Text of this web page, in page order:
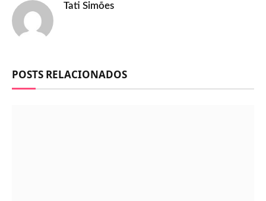
Tati Simões
POSTS RELACIONADOS